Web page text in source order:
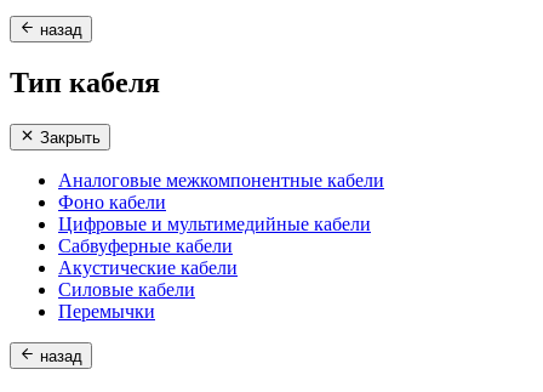
назад
Тип кабеля
Закрыть
Аналоговые межкомпонентные кабели
Фоно кабели
Цифровые и мультимедийные кабели
Сабвуферные кабели
Акустические кабели
Силовые кабели
Перемычки
назад